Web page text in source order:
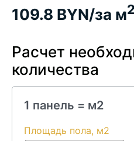
109.8 BYN/за м2
Расчет
количества
1 панель = м2
Площадь пола, м2